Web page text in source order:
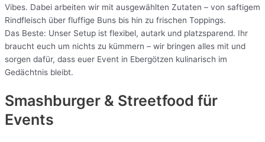
Vibes. Dabei arbeiten wir mit ausgewählten Zutaten – von saftigem
Rindfleisch über fluffige Buns bis hin zu frischen Toppings.
Das Beste: Unser Setup ist flexibel, autark und platzsparend. Ihr
braucht euch um nichts zu kümmern – wir bringen alles mit und
sorgen dafür, dass euer Event in Ebergötzen kulinarisch im
Gedächtnis bleibt.
Smashburger & Streetfood für
Events